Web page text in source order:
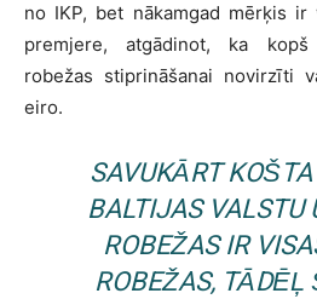
no IKP, bet nākamgad mērķis ir
premjere, atgādinot, ka kopš
robežas stiprināšanai novirzīti
eiro.
SAVUKĀRT
BALTIJAS VALSTU
ROBEŽAS IR
ROBEŽAS, TĀDĒĻ